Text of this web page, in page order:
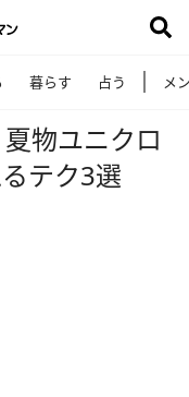
暮らす 占う メ
物ユニクロ
テク3選